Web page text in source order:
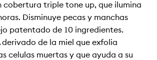
cobertura triple tone up, que ilumina
Disminuye pecas y manchas
patentado de 10 ingredientes.
derivado de la miel que exfolia
células muertas y que ayuda a su